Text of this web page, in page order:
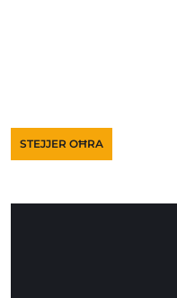
STEJJER OĦRA